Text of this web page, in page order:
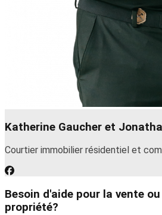
Katherine Gaucher et
Courtier immobilier résidentiel et
Besoin d'aide pour la vente
propriété?